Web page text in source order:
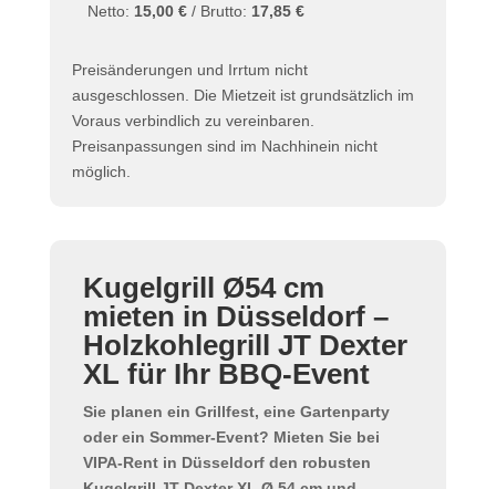
Netto: 15,00 €/ Brutto: 17,85 €
Preisänderungen und Irrtum nicht
ausgeschlossen. Die Mietzeit ist grundsätzlich im
Voraus verbindlich zu vereinbaren.
Preisanpassungen sind im Nachhinein nicht
möglich.
Kugelgrill Ø54 cm
mieten in Düsseldorf –
Holzkohlegrill JT Dexter
XL für Ihr BBQ-Event
Sie planen ein Grillfest, eine Gartenparty
oder ein Sommer-Event? Mieten Sie bei
VIPA-Rent in Düsseldorf den robusten